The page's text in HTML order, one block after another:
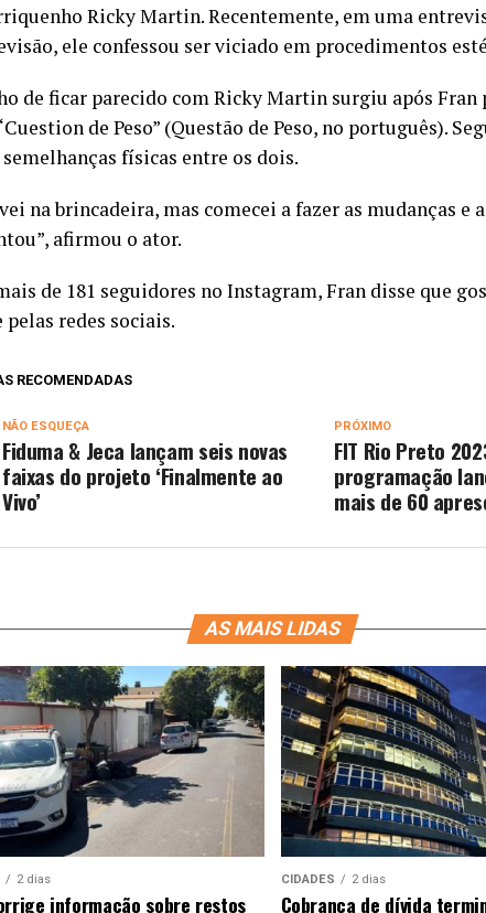
Ricky Martin. Recentemente, em uma
ele confessou ser viciado em procedimentos
de ficar parecido com Ricky Martin surgiu após
de Peso” (Questão de Peso, no português).
físicas entre os dois.
na brincadeira, mas comecei a fazer as mudanças e
afirmou o ator.
de 181 seguidores no Instagram, Fran disse que
pelas redes sociais.
RECOMENDADAS
PRÓXIMO
FIT Rio Preto
programação
mais de 60
NÃO ESQUEÇA
Fiduma & Jeca lançam seis novas
faixas do projeto ‘Finalmente ao
Vivo’
AS MAIS LIDAS
2 dias
informação sobre restos
CIDADES 2 dias
Cobrança de dívida